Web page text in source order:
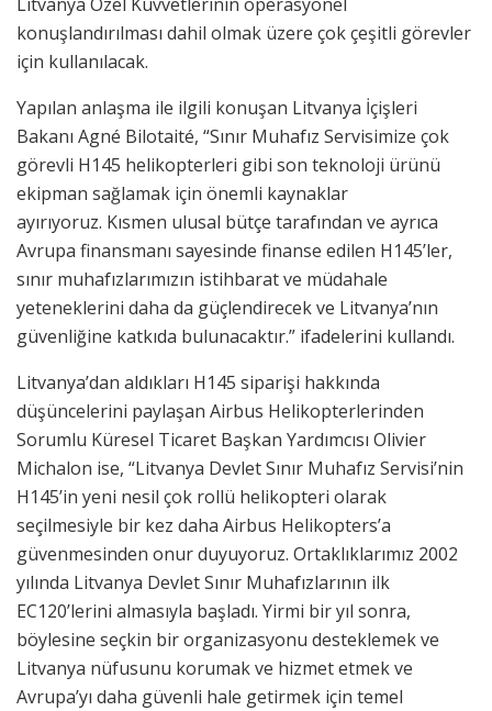
konuşlandırılması dahil olmak üzere çok çeşitli görevler
için kullanılacak.
Yapılan anlaşma ile ilgili konuşan Litvanya İçişleri
Bakanı Agné Bilotaité, “Sınır Muhafız Servisimize çok
görevli H145 helikopterleri gibi son teknoloji ürünü
ekipman sağlamak için önemli kaynaklar
ayırıyoruz. Kısmen ulusal bütçe tarafından ve ayrıca
Avrupa finansmanı sayesinde finanse edilen H145’ler,
sınır muhafızlarımızın istihbarat ve müdahale
yeteneklerini daha da güçlendirecek ve Litvanya’nın
güvenliğine katkıda bulunacaktır.” ifadelerini kullandı.
Litvanya’dan aldıkları H145 siparişi hakkında
düşüncelerini paylaşan Airbus Helikopterlerinden
Sorumlu Küresel Ticaret Başkan Yardımcısı Olivier
Michalon ise, “Litvanya Devlet Sınır Muhafız Servisi’nin
H145’in yeni nesil çok rollü helikopteri olarak
seçilmesiyle bir kez daha Airbus Helikopters’a
güvenmesinden onur duyuyoruz. Ortaklıklarımız 2002
yılında Litvanya Devlet Sınır Muhafızlarının ilk
EC120’lerini almasıyla başladı. Yirmi bir yıl sonra,
böylesine seçkin bir organizasyonu desteklemek ve
Litvanya nüfusunu korumak ve hizmet etmek ve
Avrupa’yı daha güvenli hale getirmek için temel